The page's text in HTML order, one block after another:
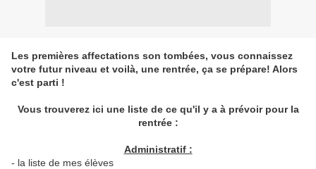
Les premières affectations son tombées, vous connaissez
votre futur niveau et voilà, une rentrée, ça se prépare! Alors
c'est parti !
Vous trouverez ici une liste de ce qu'il y a à prévoir pour la
rentrée :
Administratif :
- la liste de mes élèves